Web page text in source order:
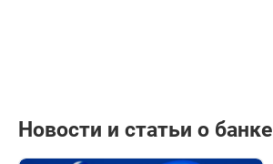
Новости и статьи о банке